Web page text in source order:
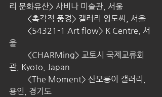
리 문화유산> 사비나 미술관, 서울
<촉각적 풍경> 갤러리 영도씨, 서울
<54321-1 Art flow> K Centre, 서
울
<CHARMing> 교토시 국제교류회
관, Kyoto, Japan
<The Moment> 산모롱이 갤러리,
용인, 경기도